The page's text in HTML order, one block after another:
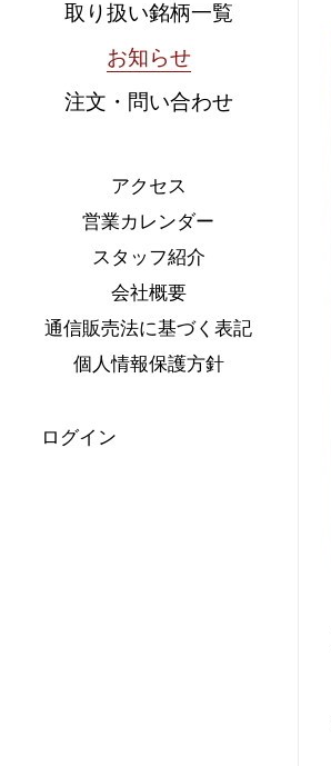
取り扱い銘柄一覧
お知らせ
注文・問い合わせ
アクセス
営業カレンダー
スタッフ紹介
会社概要
通信販売法に基づく表記
個人情報保護方針
ログイン